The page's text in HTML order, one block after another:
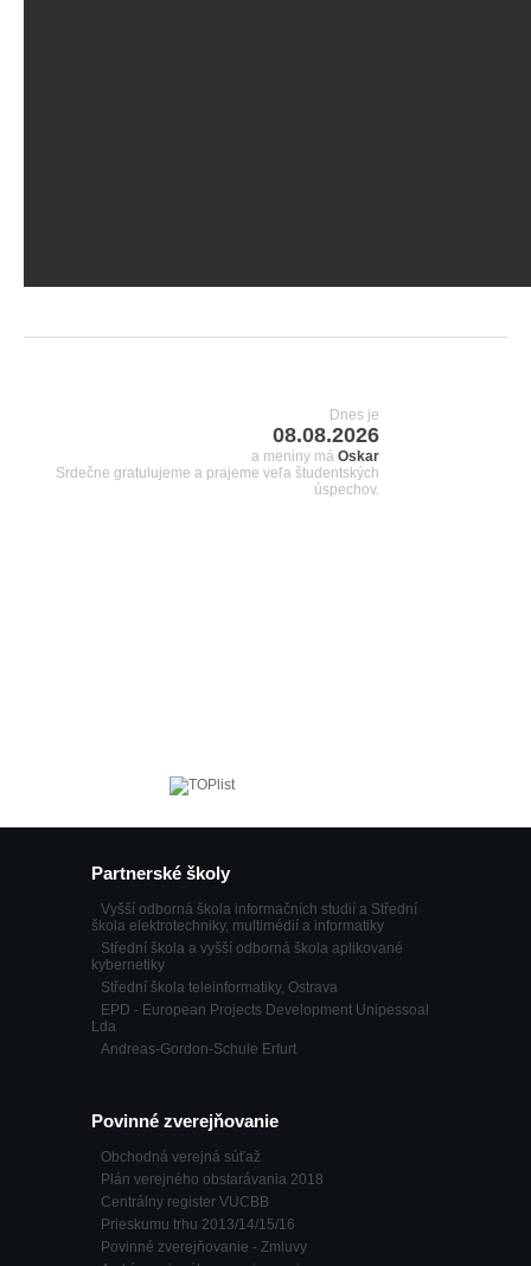
Dnes je
08.08.2026
a meniny má Oskar
Srdečne gratulujeme a prajeme veľa študentských
úspechov.
Partnerské školy
Vyšší odborná škola informačních studií a Střední
škola elektrotechniky, multimédií a informatiky
Střední škola a vyšší odborná škola aplikované
kybernetiky
Střední škola teleinformatiky, Ostrava
EPD - European Projects Development Unipessoal
Lda
Andreas-Gordon-Schule Erfurt
Povinné zverejňovanie
Obchodná verejná súťaž
Plán verejného obstarávania 2018
Centrálny register VUCBB
Prieskumu trhu 2013/14/15/16
Povinné zverejňovanie - Zmluvy